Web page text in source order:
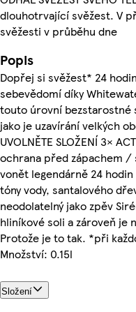
dlouhotrvající svěžest. V
svěžesti v průběhu dne
Popis
Dopřej si svěžest* 24
sebevědomí díky
touto úrovní bezstarostné
jako je uzavírání velkých
UVOLNĚTE SLOŽENÍ 3×
ochrana před zápachem /
vonět legendárně 24
tóny vody, santalového
neodolatelný jako zpěv
hliníkové soli a zároveň je
Protože je to tak. *při
Množství: 0.15l
Složení